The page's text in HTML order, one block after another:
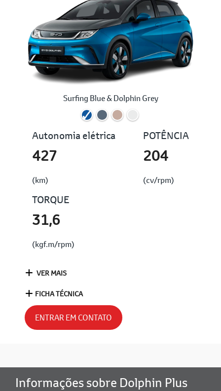
Surfing Blue & Dolphin Grey
Autonomia elétrica
427
(km)
POTÊNCIA
204
(cv/rpm)
TORQUE
31,6
(kgf.m/rpm)
VER MAIS
FICHA TÉCNICA
ENTRAR EM CONTATO
Informações sobre Dolphin Plus